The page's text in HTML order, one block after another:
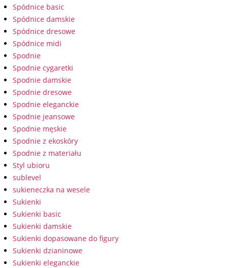
Spódnice basic
Spódnice damskie
Spódnice dresowe
Spódnice midi
Spodnie
Spodnie cygaretki
Spodnie damskie
Spodnie dresowe
Spodnie eleganckie
Spodnie jeansowe
Spodnie męskie
Spodnie z ekoskóry
Spodnie z materiału
Styl ubioru
sublevel
sukieneczka na wesele
Sukienki
Sukienki basic
Sukienki damskie
Sukienki dopasowane do figury
Sukienki dzianinowe
Sukienki eleganckie